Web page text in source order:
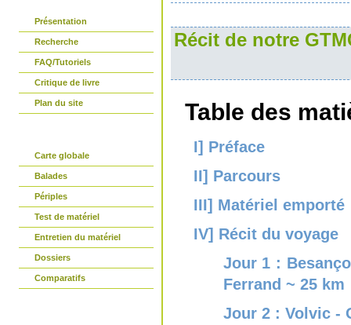
Présentation
Recherche
FAQ/Tutoriels
Critique de livre
Plan du site
Carte globale
Balades
Périples
Test de matériel
Entretien du matériel
Dossiers
Comparatifs
Récit de notre
Table des
I] Préface
II] Parcours
III] Matériel emporté
IV] Récit du voyage
Jour 1 :
Ferrand ~ 25 km
Jour 2 : Volvic -